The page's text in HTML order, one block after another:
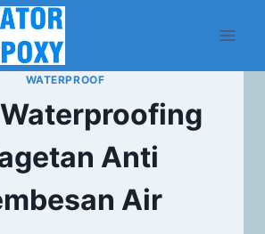
WATERPROOF
Anti
Air